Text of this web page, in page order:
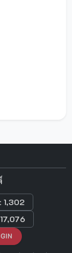
1,302
17,076